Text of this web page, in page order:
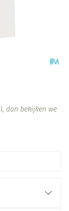
dan bekijken we